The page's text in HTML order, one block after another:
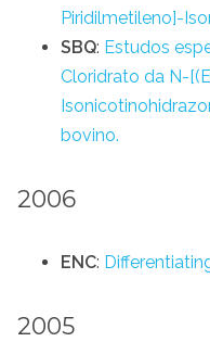
Piridilmetileno]-
SBQ: Estudos
Cloridrato da N-
bovino.
2006
ENC:
2005